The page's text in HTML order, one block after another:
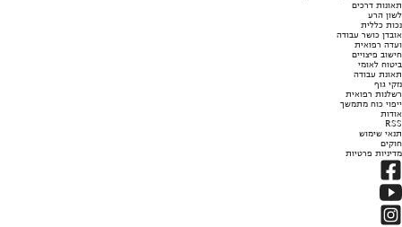
תאונות דרכים
לשון הרע
נכות כללית
אובדן כושר עבודה
ועדה רפואית
חישוב פיצויים
ביטוח לאומי
תאונת עבודה
נזקי גוף
רשלנות רפואית
ייפוי כוח מתמשך
אודות
RSS
תנאי שימוש
חוקים
מדיניות פרטיות